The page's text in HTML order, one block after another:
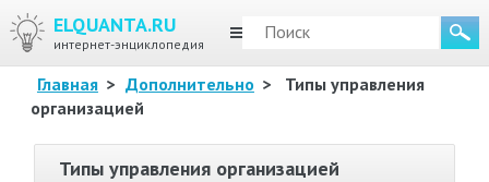
ELQUANTA.RU
интернет-энциклопедия
МЕНЮ
Главная > Дополнительно >
Типы управления
организацией
Типы управления организацией